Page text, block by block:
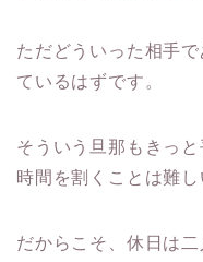
ただどういった相手
ているはずです。
そういう旦那もきっ
時間を割くことは難し
だからこそ、休日は